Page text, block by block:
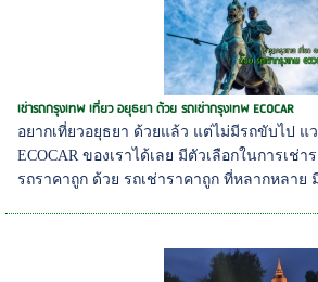
เช่ารถกรุงเทพ เที่ยว อยุธยา ด้วย รถเช่ากรุงเทพ ECOCAR
อยากเที่ยวอยุธยา ด้วยแล้ว แต่ไม่มีรถขับไป แ
ECOCAR ของเราได้เลย มีตัวเลือกในการเช่
รถราคาถูก ด้วย รถเช่าราคาถูก ที่หลากหลาย